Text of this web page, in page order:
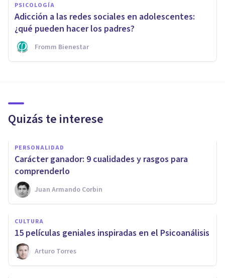
PSICOLOGÍA
Adicción a las redes sociales en adolescentes:
¿qué pueden hacer los padres?
Fromm Bienestar
Quizás te interese
PERSONALIDAD
​Carácter ganador: 9 cualidades y rasgos para
comprenderlo
Juan Armando Corbin
CULTURA
​15 películas geniales inspiradas en el Psicoanálisis
Arturo Torres